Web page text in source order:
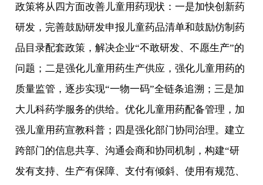
政策将从四方面改善儿童用药现状：一是加快创新药
研发，完善鼓励研发申报儿童药品清单和鼓励仿制药
品目录配套政策，解决企业“不敢研发、不愿生产”的
问题；二是强化儿童用药生产供应，强化儿童用药的
质量监管，逐步实现“一物一码”全链条追溯；三是加
大儿科药学服务的供给。优化儿童用药配备管理，加
强儿童用药宣教科普；四是强化部门协同治理。建立
跨部门的信息共享、沟通会商和协同机制，构建“研
发有支持、生产有保障、支付有倾斜、使用有规范、